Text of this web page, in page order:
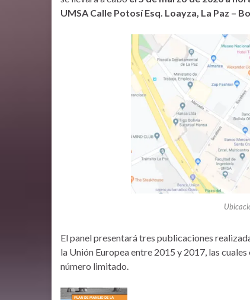
UMSA Calle Potosí Esq. Loayza, La Paz –
El panel presentará tres publicaciones
la Unión Europea entre 2015 y 2017, las
número limitado.